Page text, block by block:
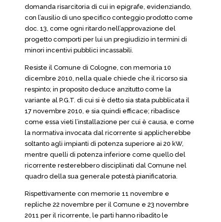
domanda risarcitoria di cui in epigrafe, evidenziando,
con l’ausilio di uno specifico conteggio prodotto come
doc. 13, come ogni ritardo nell’approvazione del
progetto comporti per lui un pregiudizio in termini di
minori incentivi pubblici incassabili.
Resiste il Comune di Cologne, con memoria 10
dicembre 2010, nella quale chiede che il ricorso sia
respinto; in proposito deduce anzitutto come la
variante al P.G.T. di cui si è detto sia stata pubblicata il
17 novembre 2010, e sia quindi efficace; ribadisce
come essa vieti l’installazione per cui è causa, e come
la normativa invocata dal ricorrente si applicherebbe
soltanto agli impianti di potenza superiore ai 20 kW,
mentre quelli di potenza inferiore come quello del
ricorrente resterebbero disciplinati dal Comune nel
quadro della sua generale potestà pianificatoria.
Rispettivamente con memorie 11 novembre e
repliche 22 novembre per il Comune e 23 novembre
2011 per il ricorrente, le parti hanno ribadito le